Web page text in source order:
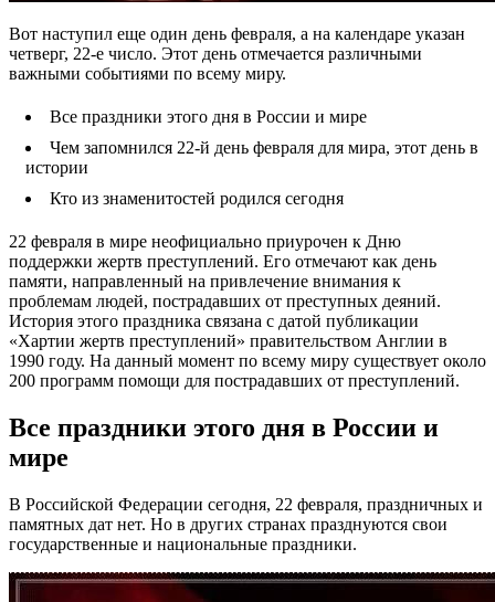
Вот наступил еще один день февраля, а на календаре указан
четверг, 22-е число. Этот день отмечается различными
важными событиями по всему миру.
Все праздники этого дня в России и мире
Чем запомнился 22-й день февраля для мира, этот день в
истории
Кто из знаменитостей родился сегодня
22 февраля в мире неофициально приурочен к Дню
поддержки жертв преступлений. Его отмечают как день
памяти, направленный на привлечение внимания к
проблемам людей, пострадавших от преступных деяний.
История этого праздника связана с датой публикации
«Хартии жертв преступлений» правительством Англии в
1990 году. На данный момент по всему миру существует около
200 программ помощи для пострадавших от преступлений.
Все праздники этого дня в России и
мире
В Российской Федерации сегодня, 22 февраля, праздничных и
памятных дат нет. Но в других странах празднуются свои
государственные и национальные праздники.